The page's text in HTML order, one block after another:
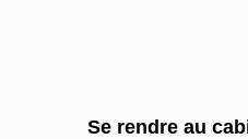
Se rendre au